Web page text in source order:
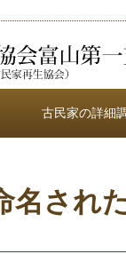
古民家の詳細
名され